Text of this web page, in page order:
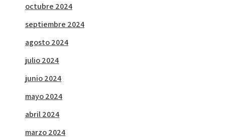
octubre 2024
septiembre 2024
agosto 2024
julio 2024
junio 2024
mayo 2024
abril 2024
marzo 2024